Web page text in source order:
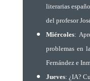
literarias
del profesor
Miércoles:
problemas en
Fernández e
Jueves: ¿IA?